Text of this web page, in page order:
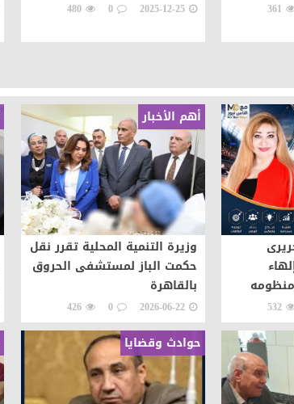
361
2025-12-25
0
480
الشعوب
532
أهم الأخبار
وزيرة التنمية المحلية تقرر نقل
حكمت الباز لمستشفى الحروق
بالقاهرة
2026-06-22
0
426
حوادث وقضايا